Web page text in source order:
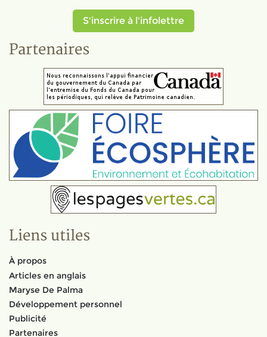
S'inscrire à l'infolettre
Partenaires
Liens utiles
À propos
Articles en anglais
Maryse De Palma
Développement personnel
Publicité
Partenaires